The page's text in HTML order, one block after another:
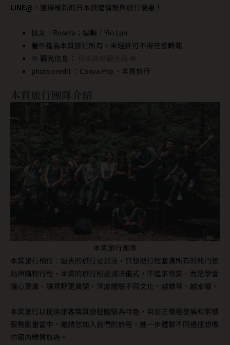
LINE@ ，獲得最新的日本旅遊情報與旅行優惠！
撰文｜Roseta；編輯｜Yin Lun
著作權為本質旅行所有，未經許可不得任意轉載
※ 觀光信息： 日本政府觀光局 ※
photo credit ：Canva Pro 、本質旅行
本質旅行團隊介紹
本質旅行團隊
本質旅行相信：過去的旅行是加法，只想把行程塞滿所有的熱門景
點與購物行程，本質的旅行則是減法儀式，不追求物質、而是學會
讓心更廣、讓視野更廣闊，深度體驗不同文化。越精萃、越幸褔。
本質旅行以提供旅客精質旅程體驗為特色，目前正積極發展和累積
服務能量當中，邀請您加入我們的旅程，進一步體驗不同過往想像
的國內精質旅遊。